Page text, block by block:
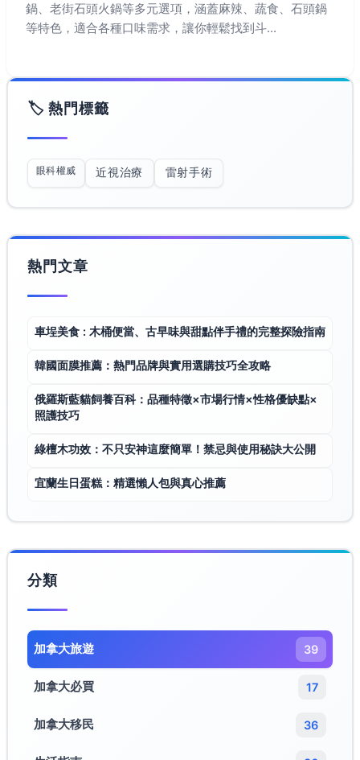
鍋、老街石頭火鍋等多元選項，涵蓋麻辣、蔬食、石頭鍋
等特色，適合各種口味需求，讓你輕鬆找到斗...
🏷️ 熱門標籤
眼科權威 近視治療 雷射手術
熱門文章
車埕美食 : 木桶便當、古早味與甜點伴手禮的完整探險指南
韓國面膜推薦：熱門品牌與實用選購技巧全攻略
俄羅斯藍貓飼養百科：品種特徵×市場行情×性格優缺點×
照護技巧
綠檀木功效：不只安神這麼簡單！禁忌與使用秘訣大公開
宜蘭生日蛋糕：精選懶人包與真心推薦
分類
加拿大旅遊​ 39
加拿大必買 17
加拿大移民 36